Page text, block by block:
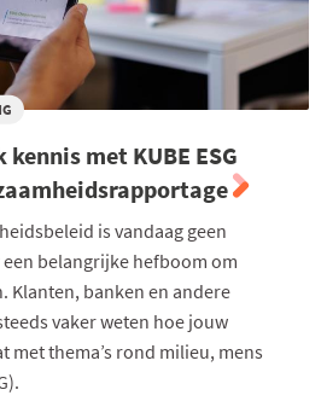
met KUBE ESG
is vandaag geen
belangrijke hefboom om
Klanten, banken en andere
vaker weten hoe jouw
met thema’s rond milieu, mens